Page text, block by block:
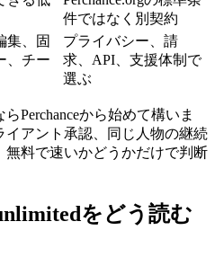
件ではなく別契約
集、固
、チー
プライバシー、請
求、API、支援体制で
選ぶ
Perchanceから始めて構いま
アント承認、同じ人物の継続
料で速いかどうかだけで判断
をどう読む